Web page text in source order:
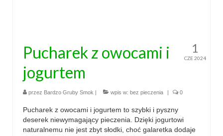
1
CZE 2024
Pucharek z owocami i
jogurtem
przez Bardzo Gruby Smok | wpis w: bez pieczenia | 0
Pucharek z owocami i jogurtem to szybki i pyszny
deserek niewymagający pieczenia. Dzięki jogurtowi
naturalnemu nie jest zbyt słodki, choć galaretka dodaje